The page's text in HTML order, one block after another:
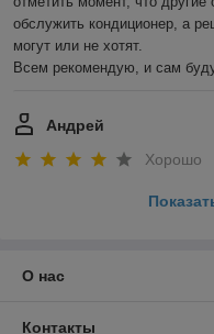
обслужить кондиционер, а
могут или не хотят.
Всем рекомендую, и сам
Андрей
Хорошо
О нас
Контакты